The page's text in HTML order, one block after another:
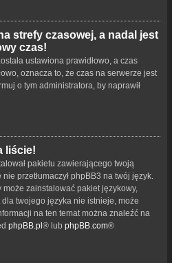
strefy czasowej, a nadal jest
czas!
ustawiona prawidłowo, a czas
oznacza to, że czas na serwerze jest
o tym administratora, by naprawił
liście!
pakietu zawierającego twoją
przetłumaczył phpBB3 na twój język.
zainstalować pakiet językowy,
twojego języka nie istnieje, może
na ten temat można znaleźć na
phpBB.pl® lub phpBB.com®